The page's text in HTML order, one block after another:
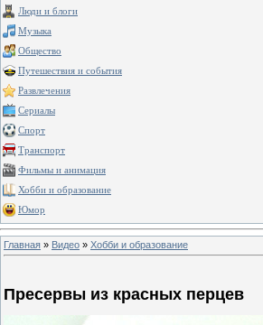
Люди и блоги
Музыка
Общество
Путешествия и события
Развлечения
Сериалы
Спорт
Транспорт
Фильмы и анимация
Хобби и образование
Юмор
Главная » Видео » Хобби и образование
Пресервы из красных перцев